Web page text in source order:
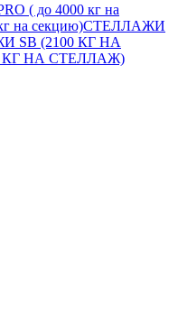
( до 4000 кг на
на секцию)СТЕЛЛАЖИ
SB (2100 КГ НА
КГ НА СТЕЛЛАЖ)